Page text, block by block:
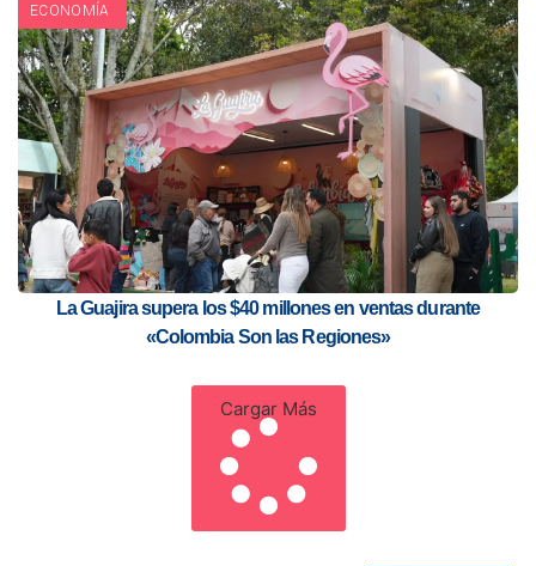
ECONOMÍA
La Guajira supera los $40 millones en ventas durante
«Colombia Son las Regiones»
Cargar Más